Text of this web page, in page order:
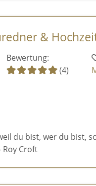
&
Bewertung:
(4)
du bist, wer du bist,
Croft